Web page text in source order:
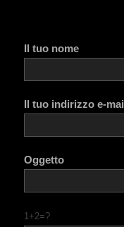
Il tuo nome
Il tuo indirizzo e-mail
Oggetto
1+2=?